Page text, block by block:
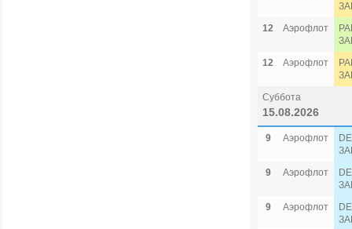
12
Аэрофлот
12
Аэрофлот
Суббота
15.08.2026
9 Аэрофлот
9
Аэрофлот
9
Аэрофлот